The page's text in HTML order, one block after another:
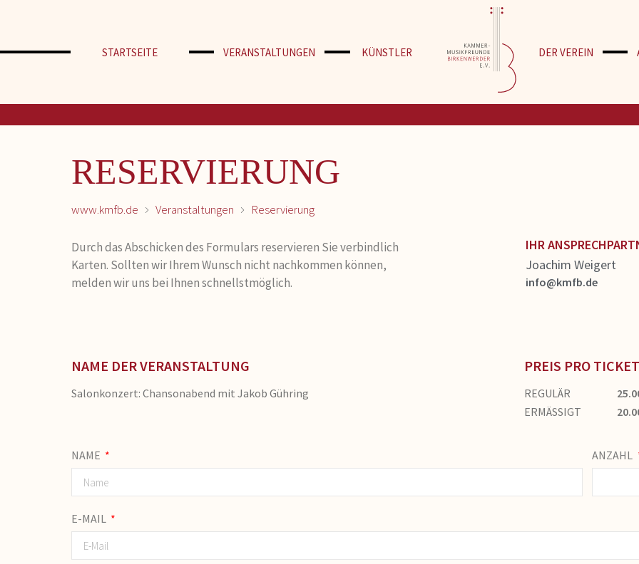
STARTSEITE VERANSTALTUNGEN KÜNSTLER DER VEREIN
RESERVIERUNG
www.kmfb.de Veranstaltungen Reservierung
Durch das Abschicken des Formulars reservieren Sie verbindlich
Karten. Sollten wir Ihrem Wunsch nicht nachkommen können,
melden wir uns bei Ihnen schnellstmöglich.
IHR
Joachim Weigert
info@kmfb.de
NAME DER VERANSTALTUNG
Salonkonzert: Chansonabend mit Jakob Gühring
PREIS PRO TICKET
REGULÄR
ERMÄSSIGT
NAME ANZAHL
E-MAIL